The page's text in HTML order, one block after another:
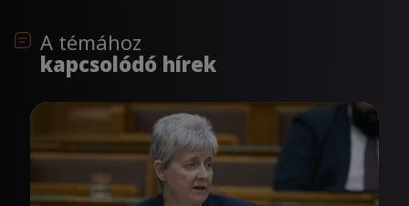
A témához
kapcsolódó hírek